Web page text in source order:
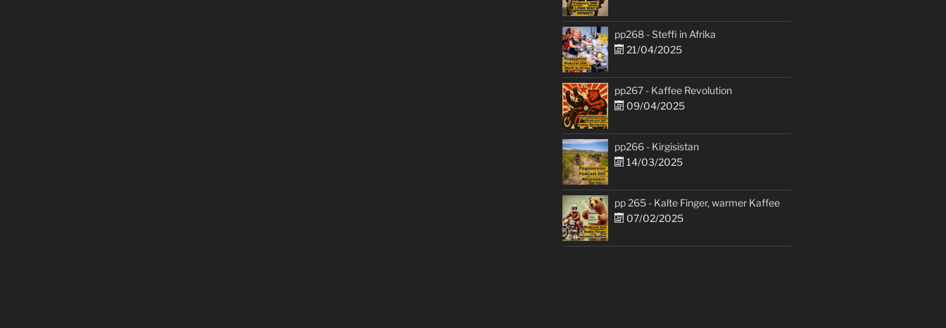
pp268 - Steffi in Afrika
21/04/2025
pp267 - Kaffee Revolution
09/04/2025
pp266 - Kirgisistan
14/03/2025
pp 265 - Kalte Finger, warmer Kaffee
07/02/2025